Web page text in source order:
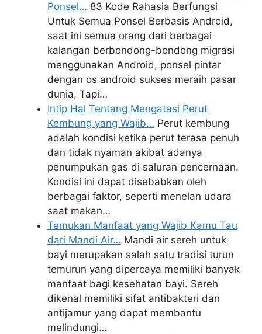
Ponsel… 83 Kode Rahasia Berfungsi
Untuk Semua Ponsel Berbasis Android,
saat ini semua orang dari berbagai
kalangan berbondong-bondong migrasi
menggunakan Android, ponsel pintar
dengan os android sukses meraih pasar
dunia, Tapi…
Intip Hal Tentang Mengatasi Perut
Kembung yang Wajib… Perut kembung
adalah kondisi ketika perut terasa penuh
dan tidak nyaman akibat adanya
penumpukan gas di saluran pencernaan.
Kondisi ini dapat disebabkan oleh
berbagai faktor, seperti menelan udara
saat makan…
Temukan Manfaat yang Wajib Kamu Tau
dari Mandi Air… Mandi air sereh untuk
bayi merupakan salah satu tradisi turun
temurun yang dipercaya memiliki banyak
manfaat bagi kesehatan bayi. Sereh
dikenal memiliki sifat antibakteri dan
antijamur yang dapat membantu
melindungi…